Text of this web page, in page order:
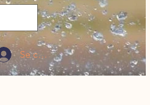
Se connecter